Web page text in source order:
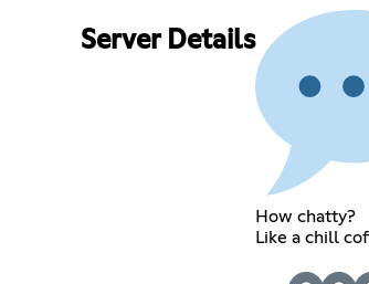
Server Details
How chatty?
Like a chill